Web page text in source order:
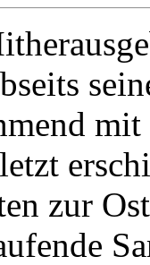
mit
zur